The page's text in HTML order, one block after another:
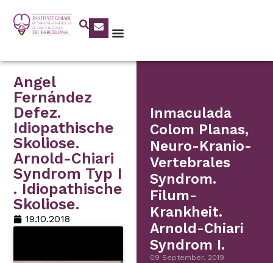
Angel
Fernández
Defez.
Idiopathische
Skoliose.
Arnold-Chiari
Syndrom Typ I
. Idiopathische
Skoliose.
19.10.2018
Inmaculada
Colom Planas,
Neuro-Kranio-
Vertebrales
Syndrom.
Filum-
Krankheit.
Arnold-Chiari
Syndrom I.
09 September, 2019